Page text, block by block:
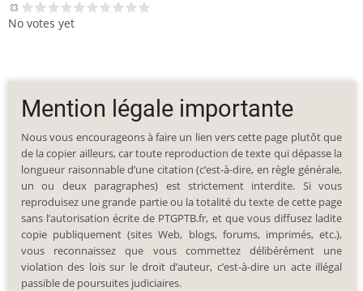
No votes yet
Mention légale importante
Nous vous encourageons à faire un lien vers cette page plutôt que
de la copier ailleurs, car toute reproduction de texte qui dépasse la
longueur raisonnable d’une citation (c’est-à-dire, en règle générale,
un ou deux paragraphes) est strictement interdite. Si vous
reproduisez une grande partie ou la totalité du texte de cette page
sans l’autorisation écrite de PTGPTB.fr, et que vous diffusez ladite
copie publiquement (sites Web, blogs, forums, imprimés, etc.),
vous reconnaissez que vous commettez délibérément une
violation des lois sur le droit d’auteur, c’est-à-dire un acte illégal
passible de poursuites judiciaires.